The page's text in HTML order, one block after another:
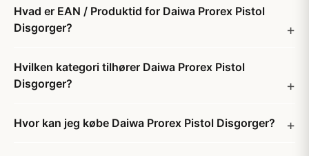
Hvad er EAN / Produktid for Daiwa Prorex Pistol
Disgorger?
Hvilken kategori tilhører Daiwa Prorex Pistol
Disgorger?
Hvor kan jeg købe Daiwa Prorex Pistol Disgorger?